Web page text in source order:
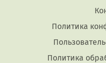
Политика
Политика